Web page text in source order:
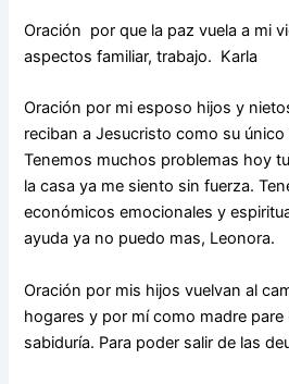
Oración por que la paz vuela a mi
aspectos familiar, trabajo. Karla
Oración por mi esposo hijos y
reciban a Jesucristo como su único
Tenemos muchos problemas hoy
la casa ya me siento sin fuerza.
económicos emocionales y
ayuda ya no puedo mas, Leonora.
Oración por mis hijos vuelvan al
hogares y por mí como madre
sabiduría. Para poder salir de las